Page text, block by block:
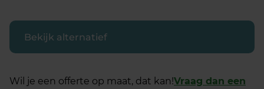
Bekijk alternatief
Wil je een offerte op maat, dat kan!Vraag dan een